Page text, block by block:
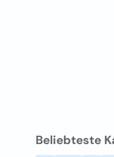
Beliebteste